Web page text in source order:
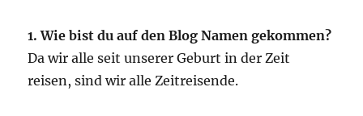
1. Wie bist du auf den Blog Namen gekommen?
Da wir alle seit unserer Geburt in der Zeit
reisen, sind wir alle Zeitreisende.